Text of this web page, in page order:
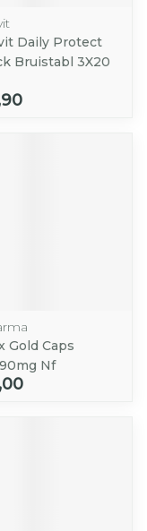
Daily Protect
Bruistabl 3X20
Gold Caps
Nf